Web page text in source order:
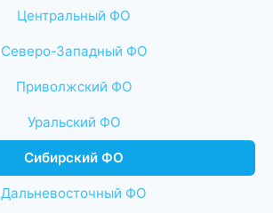
Центральный ФО
Северо-Западный ФО
Приволжский ФО
Уральский ФО
Сибирский ФО
Дальневосточный ФО